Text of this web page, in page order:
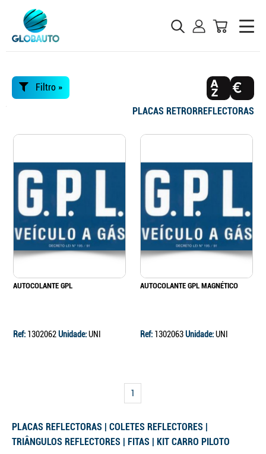
Filtro »
PLACAS RETRORREFLECTORAS
AUTOCOLANTE GPL
Ref: 1302062Unidade:UNI
AUTOCOLANTE GPL MAGNÉTICO
Ref: 1302063Unidade:UNI
1
PLACAS REFLECTORAS | COLETES REFLECTORES |
TRIÂNGULOS REFLECTORES | FITAS | KIT CARRO PILOTO